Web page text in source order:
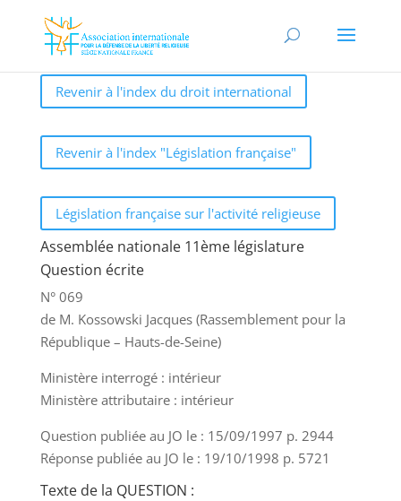
Revenir à l'index du droit international
Revenir à l'index "Législation française"
Législation française sur l'activité religieuse
Assemblée nationale 11ème législature
Question écrite
N° 069
de M. Kossowski Jacques (Rassemblement pour la
République – Hauts-de-Seine)
Ministère interrogé : intérieur
Ministère attributaire : intérieur
Question publiée au JO le : 15/09/1997 p. 2944
Réponse publiée au JO le : 19/10/1998 p. 5721
Texte de la QUESTION :